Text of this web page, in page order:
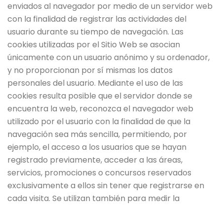
enviados al navegador por medio de un servidor web
con la finalidad de registrar las actividades del
usuario durante su tiempo de navegación. Las
cookies utilizadas por el Sitio Web se asocian
únicamente con un usuario anónimo y su ordenador,
y no proporcionan por sí mismas los datos
personales del usuario. Mediante el uso de las
cookies resulta posible que el servidor donde se
encuentra la web, reconozca el navegador web
utilizado por el usuario con la finalidad de que la
navegación sea más sencilla, permitiendo, por
ejemplo, el acceso a los usuarios que se hayan
registrado previamente, acceder a las áreas,
servicios, promociones o concursos reservados
exclusivamente a ellos sin tener que registrarse en
cada visita. Se utilizan también para medir la